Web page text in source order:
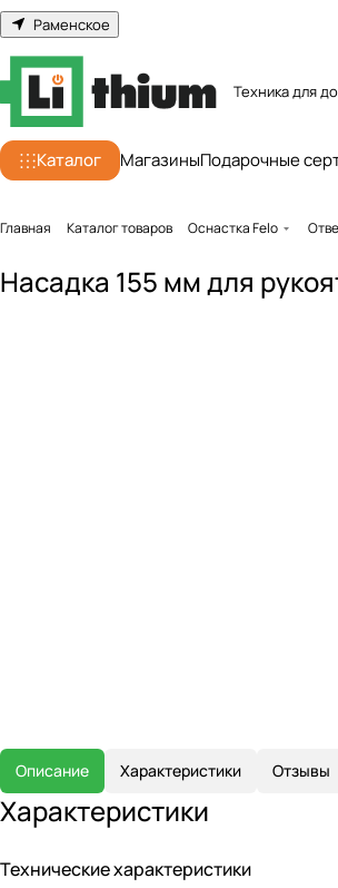
Раменское
Техника для
Каталог МагазиныПодарочные
Главная Каталог товаров Оснастка Felo
Насадка 155 мм для
Описание Характеристики Отзывы
Характеристики
Технические характеристики